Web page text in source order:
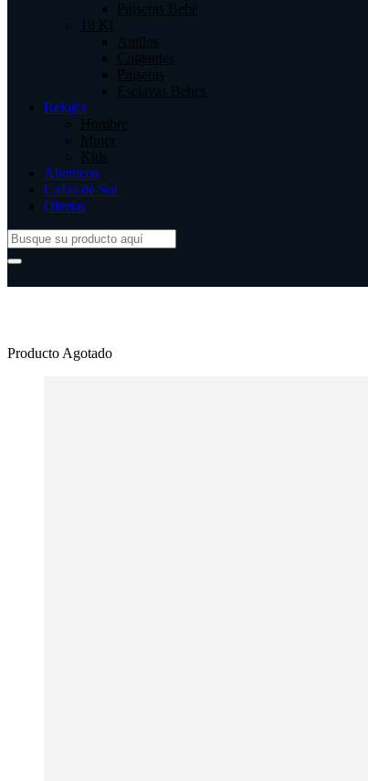
Pulseras Bebé
18 Kt
Anillos
Colgantes
Pulseras
Esclavas Bebes
Relojes
Hombre
Mujer
Kids
Abanicos
Gafas de Sol
Ofertas
Producto Agotado